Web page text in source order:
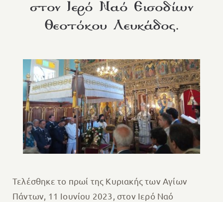
στον Ιερό Ναό Εισοδίων
Θεοτόκου Λευκάδος.
Τελέσθηκε το πρωί της Κυριακής των Αγίων
Πάντων, 11 Ιουνίου 2023, στον Ιερό Ναό